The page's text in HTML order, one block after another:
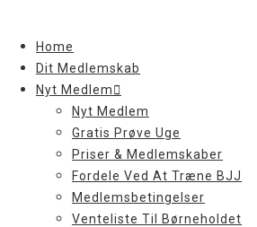
contentHome
Dit Medlemskab
Nyt Medlem
Nyt Medlem
Gratis Prøve Uge
Priser & Medlemskaber
Fordele Ved At Træne BJJ
Medlemsbetingelser
Venteliste Til Børneholdet